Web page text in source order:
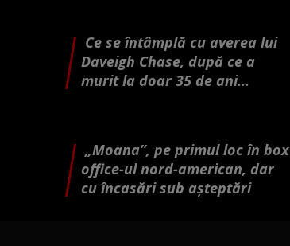
Ce se întâmplă cu averea lui
Daveigh Chase, după ce a
murit la doar 35 de ani...
„Moana”, pe primul loc în box
office-ul nord-american, dar
cu încasări sub așteptări